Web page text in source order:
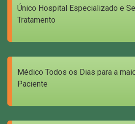
Único Hospital Especializado e
Tratamento
Médico Todos os Dias para a
Paciente